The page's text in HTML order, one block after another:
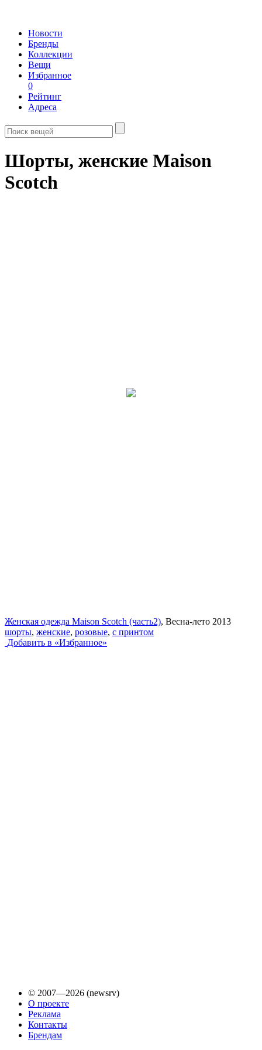
Новости
Бренды
Коллекции
Вещи
Избранное
0
Рейтинг
Адреса
Шорты, женские Maison
Scotch
Женская одежда Maison Scotch (часть2), Весна-лето 2013
шорты, женские, розовые, с принтом
Добавить в «Избранное»
© 2007—2026 (newsrv)
О проекте
Реклама
Контакты
Брендам